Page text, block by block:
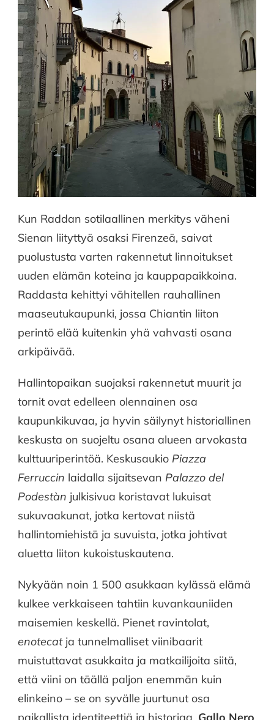
Kun Raddan sotilaallinen merkitys väheni
Sienan liityttyä osaksi Firenzeä, saivat
puolustusta varten rakennetut linnoitukset
uuden elämän koteina ja kauppapaikkoina.
Raddasta kehittyi vähitellen rauhallinen
maaseutukaupunki, jossa Chiantin liiton
perintö elää kuitenkin yhä vahvasti osana
arkipäivää.
Hallintopaikan suojaksi rakennetut muurit ja
tornit ovat edelleen olennainen osa
kaupunkikuvaa, ja hyvin säilynyt historiallinen
keskusta on suojeltu osana alueen arvokasta
kulttuuriperintöä. Keskusaukio Piazza
Ferruccin laidalla sijaitsevan Palazzo del
Podestàn julkisivua koristavat lukuisat
sukuvaakunat, jotka kertovat niistä
hallintomiehistä ja suvuista, jotka johtivat
aluetta liiton kukoistuskautena.
Nykyään noin 1 500 asukkaan kylässä elämä
kulkee verkkaiseen tahtiin kuvankauniiden
maisemien keskellä. Pienet ravintolat,
enotecatja tunnelmalliset viinibaarit
muistuttavat asukkaita ja matkailijoita siitä,
että viini on täällä paljon enemmän kuin
elinkeino – se on syvälle juurtunut osa
paikallista identiteettiä ja historiaa. Gallo Nero